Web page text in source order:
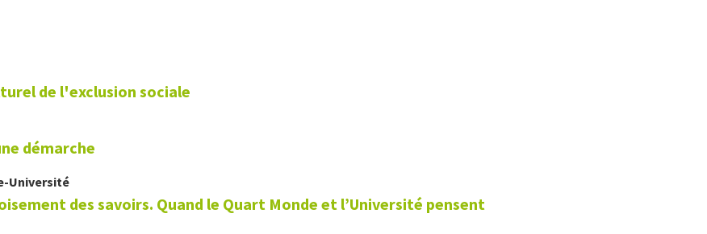
de l'exclusion sociale
démarche
Université
des savoirs. Quand le Quart Monde et l’Université pensent